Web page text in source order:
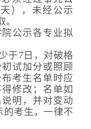
），未经公示
公示各专业拟
于7 日，对破格
试加分或照顾
考生名单时应
修改；名单如
说明，并对变动
的考生，一律不